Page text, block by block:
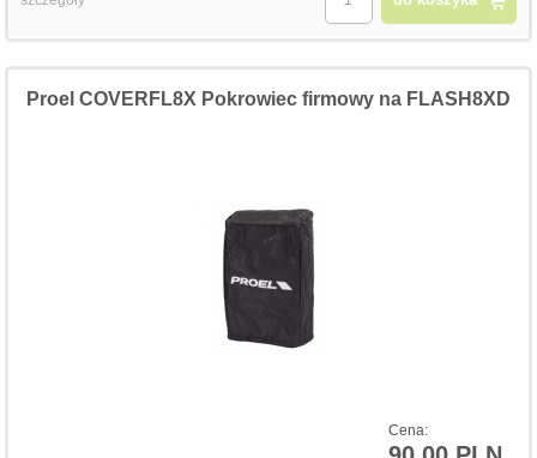
Cena:
Proel COVERFL8X Pokrowiec firmowy na FLASH8XD